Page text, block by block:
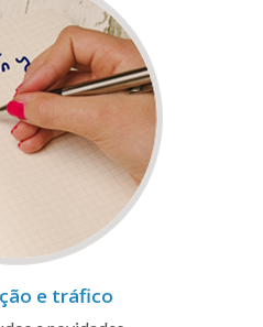
e tráfico